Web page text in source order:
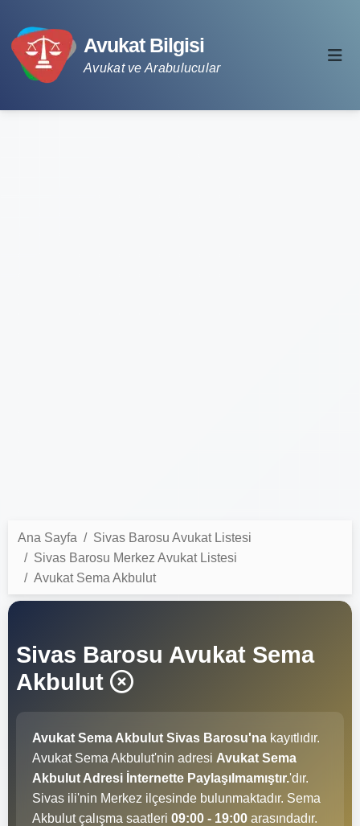
Avukat Bilgisi
Avukat ve Arabulucular
Ana Sayfa
Sivas Barosu Avukat Listesi
Sivas Barosu Merkez Avukat Listesi
Avukat Sema Akbulut
Sivas Barosu Avukat Sema
Akbulut
Avukat Sema Akbulut Sivas Barosu'na kayıtlıdır.
Avukat Sema Akbulut'nin adresi Avukat Sema
Akbulut Adresi İnternette Paylaşılmamıştır.'dır.
Sivas ili'nin Merkez ilçesinde bulunmaktadır. Sema
Akbulut çalışma saatleri 09:00 - 19:00 arasındadır.